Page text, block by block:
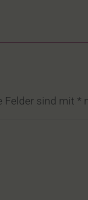
Felder sind mit *